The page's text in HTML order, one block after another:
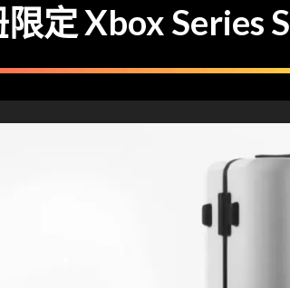
定 Xbox Series